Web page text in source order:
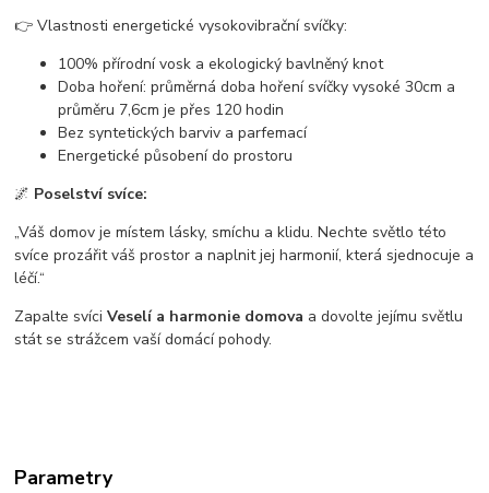
👉 Vlastnosti energetické vysokovibrační svíčky:
100% přírodní vosk a ekologický bavlněný knot
Doba hoření: průměrná doba hoření svíčky vysoké 30cm a
průměru 7,6cm je přes 120 hodin
Bez syntetických barviv a parfemací
Energetické působení do prostoru
🌌 Poselství svíce:
„Váš domov je místem lásky, smíchu a klidu. Nechte světlo této
svíce prozářit váš prostor a naplnit jej harmonií, která sjednocuje a
léčí.“
Zapalte svíciVeselí a harmonie domova a dovolte jejímu světlu
stát se strážcem vaší domácí pohody.
Parametry